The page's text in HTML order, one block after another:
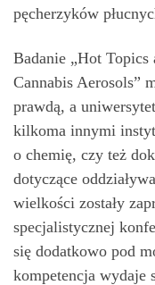
pęcherzyków
Badanie „Hot Topics
Cannabis Aerosols”
prawdą, a
kilkoma innymi
o chemię, czy też
dotyczące
wielkości zostały
specjalistycznej
się dodatkowo pod
kompetencja wydaje